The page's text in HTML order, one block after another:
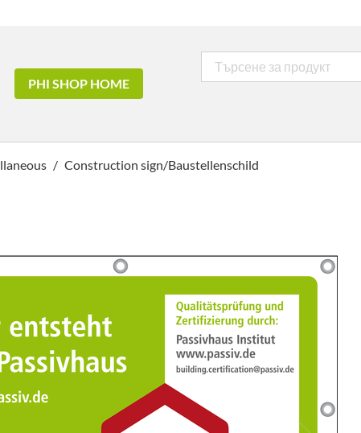
PHI SHOP HOME
Construction sign/Baustellenschild